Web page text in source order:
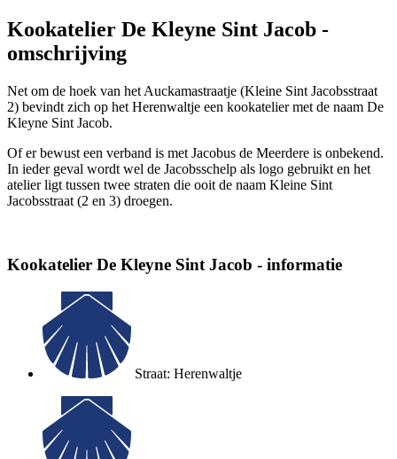
Kookatelier De Kleyne Sint Jacob -
omschrijving
Net om de hoek van het Auckamastraatje (Kleine Sint Jacobsstraat
2) bevindt zich op het Herenwaltje een kookatelier met de naam De
Kleyne Sint Jacob.
Of er bewust een verband is met Jacobus de Meerdere is onbekend.
In ieder geval wordt wel de Jacobsschelp als logo gebruikt en het
atelier ligt tussen twee straten die ooit de naam Kleine Sint
Jacobsstraat (2 en 3) droegen.
Kookatelier De Kleyne Sint Jacob - informatie
Straat: Herenwaltje